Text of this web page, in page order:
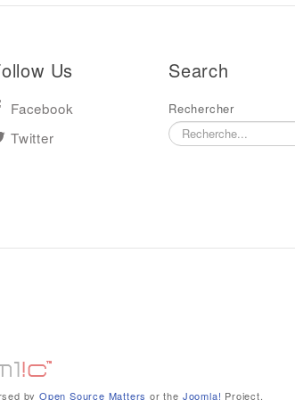
Us
Facebook
Twitter
Search
Rechercher
byOpen Source Matters or the Joomla! Project.